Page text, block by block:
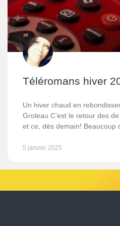
Téléromans hiver
Un hiver chaud en
Groleau C’est le retour des
et ce, dès demain! Beaucoup
5 janvier 2025